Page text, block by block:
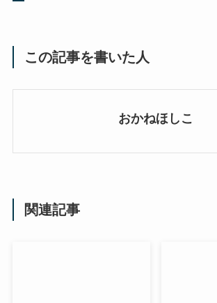
この記事を書いた人
おかねほしこ
関連記事